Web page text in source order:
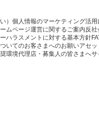
） 個人情報のマーケティング活
ムページ運営に関するご案内反
ハラスメントに対する基本方針
いてのお客さまへのお願いアセ
環境代理店・募集人の皆さまへサ